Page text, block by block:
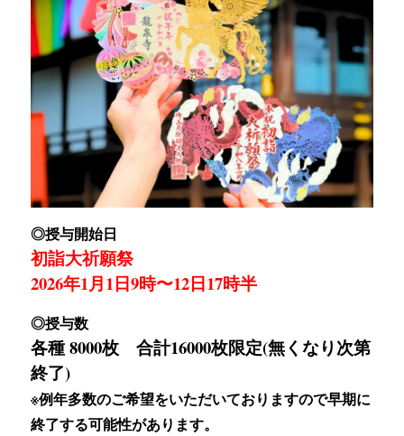
◎授与開始日
初詣大祈願祭
2026年1月1日9時〜12日17時半
◎授与数
各種 8000枚 合計16000枚限定(無くなり次第
終了)
※例年多数のご希望をいただいておりますので早期に
終了する可能性があります。